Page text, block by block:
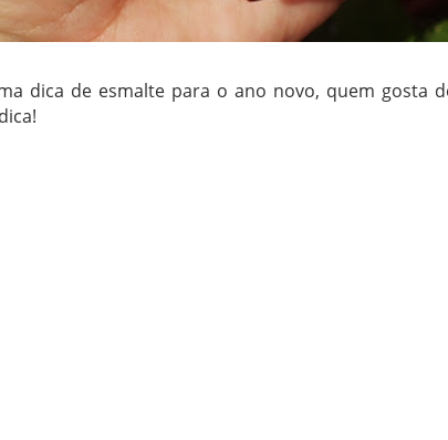
dica de esmalte para o ano novo, quem gosta